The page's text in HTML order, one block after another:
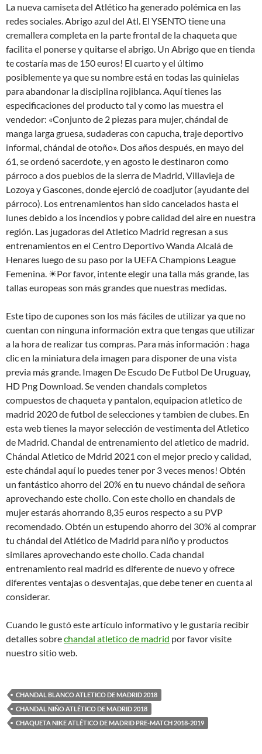
La nueva camiseta del Atlético ha generado polémica en las
redes sociales. Abrigo azul del Atl. El YSENTO tiene una
cremallera completa en la parte frontal de la chaqueta que
facilita el ponerse y quitarse el abrigo. Un Abrigo que en tienda
te costaría mas de 150 euros! El cuarto y el último
posiblemente ya que su nombre está en todas las quinielas
para abandonar la disciplina rojiblanca. Aquí tienes las
especificaciones del producto tal y como las muestra el
vendedor: «Conjunto de 2 piezas para mujer, chándal de
manga larga gruesa, sudaderas con capucha, traje deportivo
informal, chándal de otoño». Dos años después, en mayo del
61, se ordenó sacerdote, y en agosto le destinaron como
párroco a dos pueblos de la sierra de Madrid, Villavieja de
Lozoya y Gascones, donde ejerció de coadjutor (ayudante del
párroco). Los entrenamientos han sido cancelados hasta el
lunes debido a los incendios y pobre calidad del aire en nuestra
región. Las jugadoras del Atletico Madrid regresan a sus
entrenamientos en el Centro Deportivo Wanda Alcalá de
Henares luego de su paso por la UEFA Champions League
Femenina. ☀Por favor, intente elegir una talla más grande, las
tallas europeas son más grandes que nuestras medidas.
Este tipo de cupones son los más fáciles de utilizar ya que no
cuentan con ninguna información extra que tengas que utilizar
a la hora de realizar tus compras. Para más información : haga
clic en la miniatura dela imagen para disponer de una vista
previa más grande. Imagen De Escudo De Futbol De Uruguay,
HD Png Download. Se venden chandals completos
compuestos de chaqueta y pantalon, equipacion atletico de
madrid 2020 de futbol de selecciones y tambien de clubes. En
esta web tienes la mayor selección de vestimenta del Atletico
de Madrid. Chandal de entrenamiento del atletico de madrid.
Chándal Atletico de Mdrid 2021 con el mejor precio y calidad,
este chándal aquí lo puedes tener por 3 veces menos! Obtén
un fantástico ahorro del 20% en tu nuevo chándal de señora
aprovechando este chollo. Con este chollo en chandals de
mujer estarás ahorrando 8,35 euros respecto a su PVP
recomendado. Obtén un estupendo ahorro del 30% al comprar
tu chándal del Atlético de Madrid para niño y productos
similares aprovechando este chollo. Cada chandal
entrenamiento real madrid es diferente de nuevo y ofrece
diferentes ventajas o desventajas, que debe tener en cuenta al
considerar.
Cuando le gustó este artículo informativo y le gustaría recibir
detalles sobrechandal atletico de madrid por favor visite
nuestro sitio web.
CHANDAL BLANCO ATLETICO DE MADRID 2018
CHANDAL NIÑO ATLÉTICO DE MADRID 2018
CHAQUETA NIKE ATLÉTICO DE MADRID PRE-MATCH 2018-2019